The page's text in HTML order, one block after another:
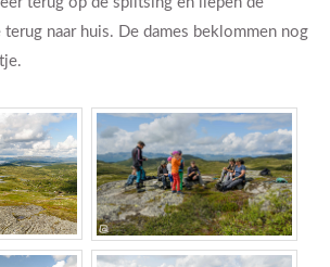
terug naar huis. De dames beklommen nog